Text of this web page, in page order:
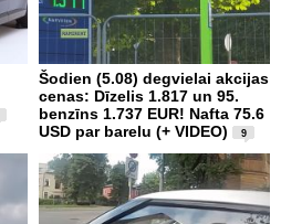
Šodien (5.08) degvielai akcijas
cenas: Dīzelis 1.817 un 95.
benzīns 1.737 EUR! Nafta 75.6
USD par barelu (+ VIDEO)
9